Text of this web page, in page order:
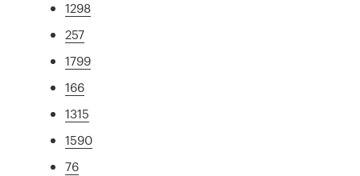
1298
257
1799
166
1315
1590
76